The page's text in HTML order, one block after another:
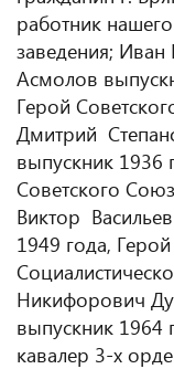
работник
заведения;
Асмолов
Герой
Дмитрий
выпускник 1936
Советского
Виктор
1949 года, Герой
Никифорович
выпускник 1964
кавалер 3-х